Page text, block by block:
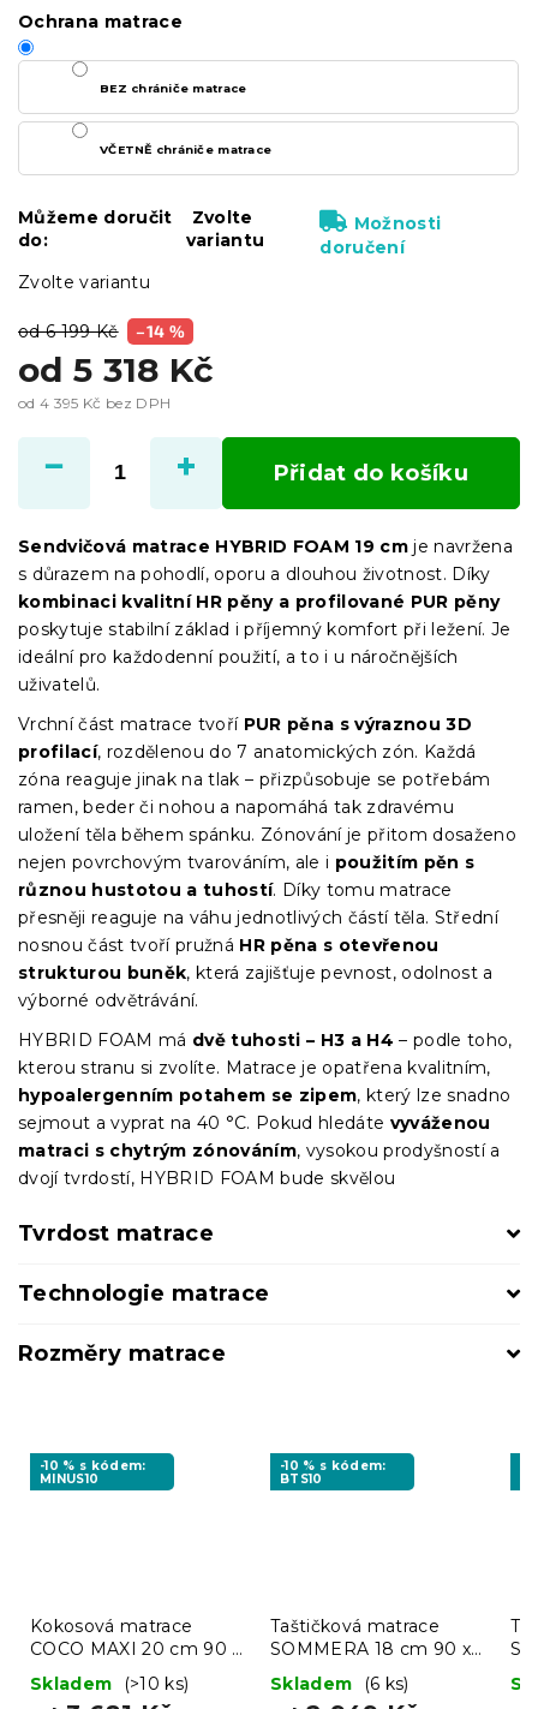
od 6 199 Kč –14 %
od 5 318 Kč
od 4 395 Kč bez DPH
cena:
Zvolte variantu
Ochrana matrace
BEZ chrániče matrace
VČETNĚ chrániče matrace
Můžeme doručit
do:
Zvolte
variantu
Možnosti
doručení
Přidat do košíku
Sendvičová matrace HYBRID FOAM 19 cm je navržena
s důrazem na pohodlí, oporu a dlouhou životnost. Díky
kombinaci kvalitní HR pěny a profilované PUR pěny
poskytuje stabilní základ i příjemný komfort při ležení. Je
ideální pro každodenní použití, a to i u náročnějších
uživatelů.
Vrchní část matrace tvoří PUR pěna s výraznou 3D
profilací, rozdělenou do 7 anatomických zón. Každá
zóna reaguje jinak na tlak – přizpůsobuje se potřebám
ramen, beder či nohou a napomáhá tak zdravému
uložení těla během spánku. Zónování je přitom dosaženo
nejen povrchovým tvarováním, ale i použitím pěn s
různou hustotou a tuhostí. Díky tomu matrace
přesněji reaguje na váhu jednotlivých částí těla. Střední
nosnou část tvoří pružná HR pěna s otevřenou
strukturou buněk, která zajišťuje pevnost, odolnost a
výborné odvětrávání.
HYBRID FOAM má dvě tuhosti – H3 a H4 – podle toho,
kterou stranu si zvolíte. Matrace je opatřena kvalitním,
hypoalergenním potahem se zipem, který lze snadno
sejmout a vyprat na 40 °C. Pokud hledáte vyváženou
matraci s chytrým zónováním, vysokou prodyšností a
dvojí tvrdostí, HYBRID FOAM bude skvělou
Tvrdost matrace
Technologie matrace
Rozměry matrace
-10 % s kódem:
MINUS10
Kokosová matrace
COCO MAXI 20 cm 90 x
200 cm
Skladem (>10 ks)
-10 % s kódem:
BTS10
Taštičková matrace
SOMMERA 18 cm 90 x
200 cm
Skladem (6 ks)